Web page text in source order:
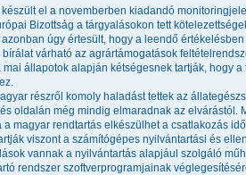
el a novemberben kiadandó
Bizottság a tárgyalásokon tett
úgy értesült, hogy a leendő
bírálat várható az agrártámogatások
mai állapotok alapján kétségesnek tartják, hogy
részről komoly haladást tettek az
oldalán még mindig elmaradnak az elvárástól.
magyar rendtartás elkészülhet a csatlakozás
viszont a számítógépes nyilvántartási és
vannak a nyilvántartás alapjául szolgáló
rendszer szoftverprogramjainak